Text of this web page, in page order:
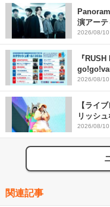
演アーテ
スらを
2026/08/10
『
場、他出
2026/08/10
【ライ
リッシ
を盛り上
2026/08/10
関連記事